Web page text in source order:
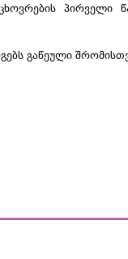
პირველი
გაწეული